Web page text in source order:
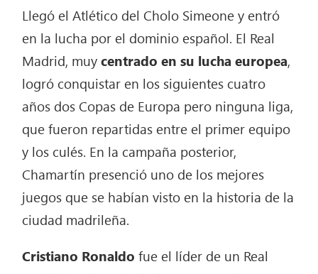
Llegó el Atlético del Cholo Simeone y entró
en la lucha por el dominio español. El Real
Madrid, muycentrado en su lucha europea,
logró conquistar en los siguientes cuatro
años dos Copas de Europa pero ninguna liga,
que fueron repartidas entre el primer equipo
y los culés. En la campaña posterior,
Chamartín presenció uno de los mejores
juegos que se habían visto en la historia de la
ciudad madrileña.
Cristiano Ronaldo fue el líder de un Real